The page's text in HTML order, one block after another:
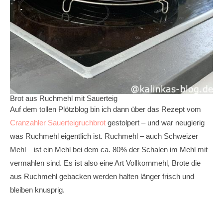
Brot aus Ruchmehl mit Sauerteig
Auf dem tollen Plötzblog bin ich dann über das Rezept vom
Cranzahler Sauerteigruchbrot gestolpert – und war neugierig
was Ruchmehl eigentlich ist. Ruchmehl – auch Schweizer
Mehl – ist ein Mehl bei dem ca. 80% der Schalen im Mehl mit
vermahlen sind. Es ist also eine Art Vollkornmehl, Brote die
aus Ruchmehl gebacken werden halten länger frisch und
bleiben knusprig.